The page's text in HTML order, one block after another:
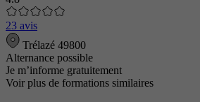
23 avis
Trélazé 49800
Alternance possible
Je m’informe gratuitement
Voir plus de formations similaires